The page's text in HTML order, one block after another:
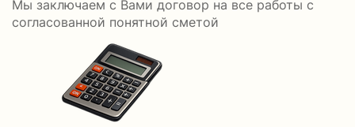
Мы заключаем с Вами договор на все работы с
согласованной понятной сметой